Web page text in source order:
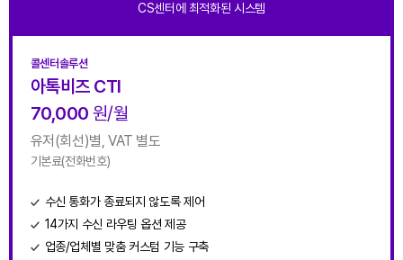
CS센터에 최적화된 시스템
콜센터솔루션
아톡비즈 CTI
70,000 원/월
유저(회선)별, VAT 별도
기본료(전화번호)
수신 통화가 종료되지 않도록 제어
14가지 수신 라우팅 옵션 제공
업종/업체별 맞춤 커스텀 기능 구축